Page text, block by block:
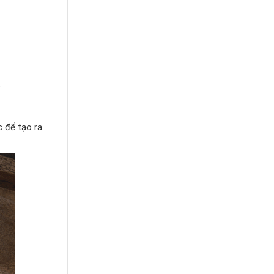
để tạo ra